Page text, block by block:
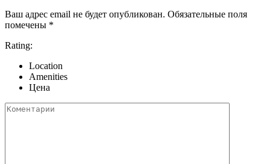
Ваш адрес email не будет опубликован. Обязательные поля
помечены *
Rating:
Location
Amenities
Цена